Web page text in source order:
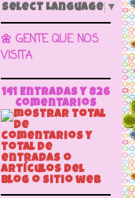
Select Language ▼
🌼 GENTE QUE NOS
VISITA
141 Entradas y 826
Comentarios